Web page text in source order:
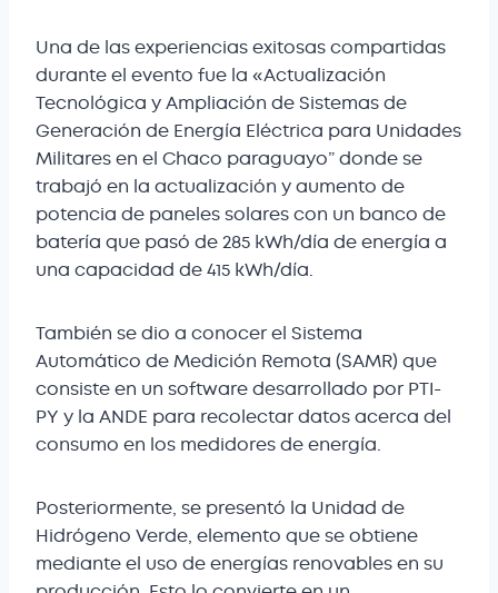
Una de las experiencias exitosas compartidas
durante el evento fue la «Actualización
Tecnológica y Ampliación de Sistemas de
Generación de Energía Eléctrica para Unidades
Militares en el Chaco paraguayo” donde se
trabajó en la actualización y aumento de
potencia de paneles solares con un banco de
batería que pasó de 285 kWh/día de energía a
una capacidad de 415 kWh/día.
También se dio a conocer el Sistema
Automático de Medición Remota (SAMR) que
consiste en un software desarrollado por PTI-
PY y la ANDE para recolectar datos acerca del
consumo en los medidores de energía.
Posteriormente, se presentó la Unidad de
Hidrógeno Verde, elemento que se obtiene
mediante el uso de energías renovables en su